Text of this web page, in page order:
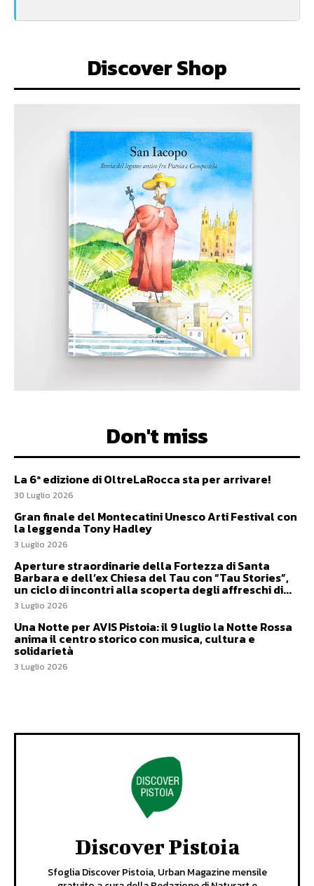
Discover Shop
Don't miss
La 6ª edizione di OltreLaRocca sta per arrivare!
30 Luglio 2026
Gran finale del Montecatini Unesco Arti Festival con
la leggenda Tony Hadley
3 Luglio 2026
Aperture straordinarie della Fortezza di Santa
Barbara e dell’ex Chiesa del Tau con “Tau Stories”,
un ciclo di incontri alla scoperta degli affreschi di...
3 Luglio 2026
Una Notte per AVIS Pistoia: il 9 luglio la Notte Rossa
anima il centro storico con musica, cultura e
solidarietà
3 Luglio 2026
Discover Pistoia
Sfoglia Discover Pistoia, Urban Magazine mensile